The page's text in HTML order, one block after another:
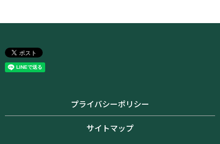
プライバシーポリシー
サイトマップ